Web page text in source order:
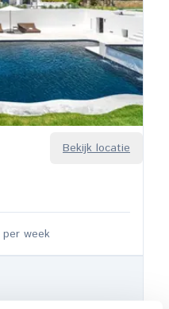
Bekijk locatie
per week